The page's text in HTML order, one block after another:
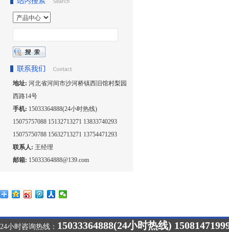
地址: 河北省河间市沙河桥镇西旧馆村梨园
西路14号
手机: 15033364888(24小时热线)
15075757088 15132713271 13833740293
15075750788 15632713271 13754471293
联系人: 王经理
邮箱: 15033364888@139.com
24小时咨询热线： 15033364888(24小时热线)